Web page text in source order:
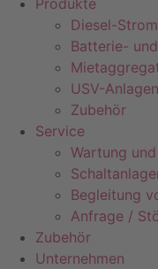
Produkte
Diesel-
Batterie-
USV-Anlagen
Zubehör
Service
Wartung
Begleitung
Anfrage /
Zubehör
Unternehmen